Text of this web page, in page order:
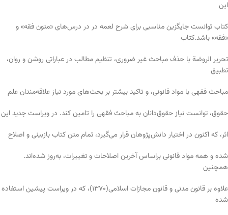
این
کتاب توانست جایگزین مناسبی برای شرح لعمه در در درس‌های «متون فقه» و
«فقه» باشد.کتاب
تحریر الروضة با حذف مباحث غیر ضروری، تنظیم مطالب در عباراتی روشن و روان،
تطبیق
مباحث فقهی با مواد قانونی، و تاکید بیشتر بر بحث‌های مورد نیاز علاقه‌مندان علم
حقوق، توانست نیاز حقوق‌دانان به مباحث فقهی را تامین کند. در ویراست جدید این
اثر، که اکنون در اختیار دانش‌پژوهان قرار می‌گیرد، تمام متن کتاب بازبینی و اصلاح
شده و همه مواد قانونی براساس آخرین اصلاحات و تغییرات، به‌روز شده‌اند.
همچنین
علاوه بر قانون مدنی و قانون مجازات اسلامی(1370)، که در ویراست پیشین استفاده
شده